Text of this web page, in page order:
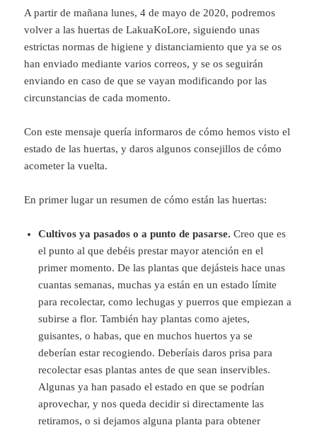
A partir de mañana lunes, 4 de mayo de 2020, podremos
volver a las huertas de LakuaKoLore, siguiendo unas
estrictas normas de higiene y distanciamiento que ya se os
han enviado mediante varios correos, y se os seguirán
enviando en caso de que se vayan modificando por las
circunstancias de cada momento.
Con este mensaje quería informaros de cómo hemos visto el
estado de las huertas, y daros algunos consejillos de cómo
acometer la vuelta.
En primer lugar un resumen de cómo están las huertas:
Cultivos ya pasados o a punto de pasarse. Creo que es
el punto al que debéis prestar mayor atención en el
primer momento. De las plantas que dejásteis hace unas
cuantas semanas, muchas ya están en un estado límite
para recolectar, como lechugas y puerros que empiezan a
subirse a flor. También hay plantas como ajetes,
guisantes, o habas, que en muchos huertos ya se
deberían estar recogiendo. Deberíais daros prisa para
recolectar esas plantas antes de que sean inservibles.
Algunas ya han pasado el estado en que se podrían
aprovechar, y nos queda decidir si directamente las
retiramos, o si dejamos alguna planta para obtener